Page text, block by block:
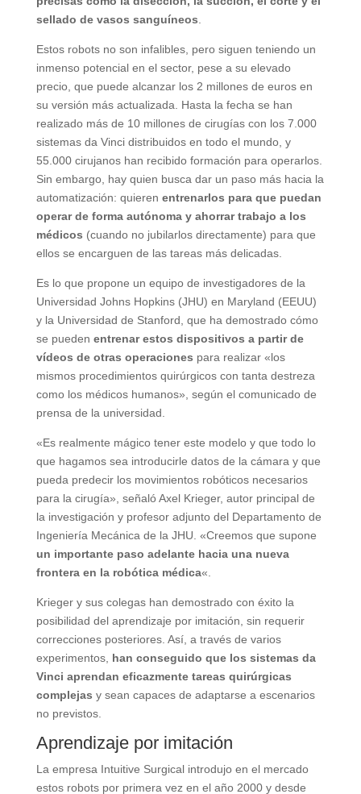
sellado de vasos sanguíneos
Estos robots no son infalibles, pero siguen teniendo un
inmenso potencial en el sector, pese a su elevado
precio, que puede alcanzar los 2 millones de euros en
su versión más actualizada. Hasta la fecha se han
realizado más de 10 millones de cirugías con los 7.000
sistemas da Vinci distribuidos en todo el mundo, y
55.000 cirujanos han recibido formación para operarlos.
Sin embargo, hay quien busca dar un paso más hacia la
automatización: quieren entrenarlos para que puedan
operar de forma autónoma y ahorrar trabajo a los
médicos (cuando no jubilarlos directamente) para que
ellos se encarguen de las tareas más delicadas.
Es lo que propone un equipo de investigadores de la
Universidad Johns Hopkins (JHU) en Maryland (EEUU)
y la Universidad de Stanford, que ha demostrado cómo
se pueden entrenar estos dispositivos a partir de
vídeos de otras operaciones para realizar «los
mismos procedimientos quirúrgicos con tanta destreza
como los médicos humanos», según el comunicado de
prensa de la universidad.
«Es realmente mágico tener este modelo y que todo lo
que hagamos sea introducirle datos de la cámara y que
pueda predecir los movimientos robóticos necesarios
para la cirugía», señaló Axel Krieger, autor principal de
la investigación y profesor adjunto del Departamento de
Ingeniería Mecánica de la JHU. «Creemos que supone
un importante paso adelante hacia una nueva
frontera en la robótica médica«.
Krieger y sus colegas han demostrado con éxito la
posibilidad del aprendizaje por imitación, sin requerir
correcciones posteriores. Así, a través de varios
experimentos, han conseguido que los sistemas da
Vinci aprendan eficazmente tareas quirúrgicas
complejas y sean capaces de adaptarse a escenarios
no previstos.
Aprendizaje por imitación
La empresa Intuitive Surgical introdujo en el mercado
estos robots por primera vez en el año 2000 y desde